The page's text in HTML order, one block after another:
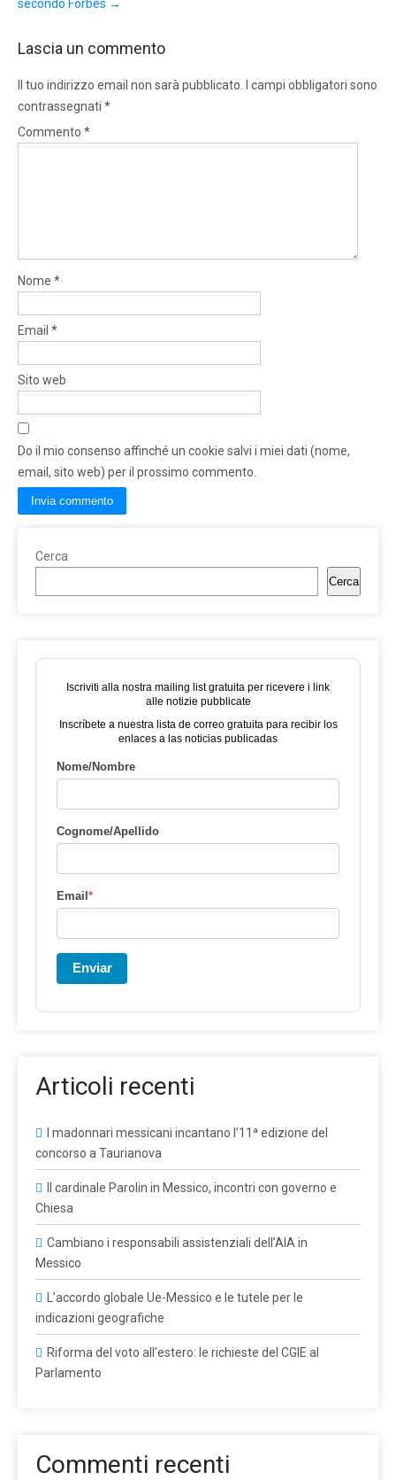
secondo Forbes →
Lascia un commento
Il tuo indirizzo email non sarà pubblicato.
I campi obbligatori sono
contrassegnati *
Commento *
Nome *
Email *
Sito web
Do il mio consenso affinché un cookie salvi i miei dati (nome,
email, sito web) per il prossimo commento.
Cerca
Cerca
Iscriviti alla nostra mailing list gratuita per ricevere i link
alle notizie pubblicate
Inscríbete a nuestra lista de correo gratuita para recibir los
enlaces a las noticias publicadas
Nome/Nombre
Cognome/Apellido
Email*
Enviar
Articoli recenti
I madonnari messicani incantano l’11ª edizione del
concorso a Taurianova
Il cardinale Parolin in Messico, incontri con governo e
Chiesa
Cambiano i responsabili assistenziali dell’AIA in
Messico
L’accordo globale Ue-Messico e le tutele per le
indicazioni geografiche
Riforma del voto all’estero: le richieste del CGIE al
Parlamento
Commenti recenti